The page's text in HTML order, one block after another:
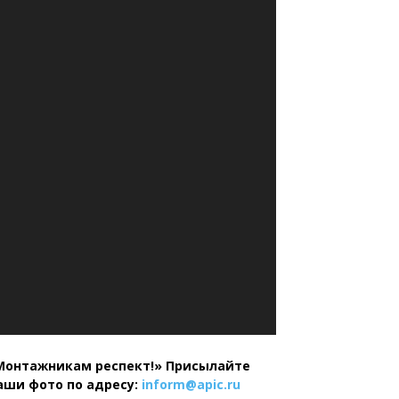
респект!» Присылайте
фото по адресу: inform@apic.ru